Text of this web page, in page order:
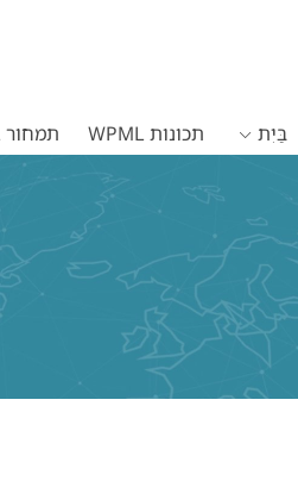
בַּיִת תכונות WPML תמחור WPML